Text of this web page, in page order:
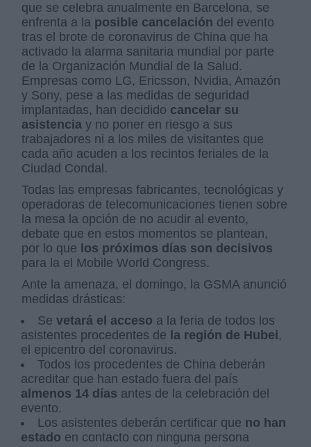
que se celebra anualmente en Barcelona, se
enfrenta a la posible cancelación del evento
tras el brote de coronavirus de China que ha
activado la alarma sanitaria mundial por parte
de la Organización Mundial de la Salud.
Empresas como LG, Ericsson, Nvidia, Amazón
y Sony, pese a las medidas de seguridad
implantadas, han decidido cancelar su
asistencia y no poner en riesgo a sus
trabajadores ni a los miles de visitantes que
cada año acuden a los recintos feriales de la
Ciudad Condal.
Todas las empresas fabricantes, tecnológicas y
operadoras de telecomunicaciones tienen sobre
la mesa la opción de no acudir al evento,
debate que en estos momentos se plantean,
por lo que los próximos días son decisivos
para la el Mobile World Congress.
Ante la amenaza, el domingo, la GSMA anunció
medidas drásticas:
Sevetará el acceso a la feria de todos los
asistentes procedentes de la región de Hubei,
el epicentro del coronavirus.
Todos los procedentes de China deberán
acreditar que han estado fuera del país
almenos 14 días antes de la celebración del
evento.
Los asistentes deberán certificar que no han
estado en contacto con ninguna persona